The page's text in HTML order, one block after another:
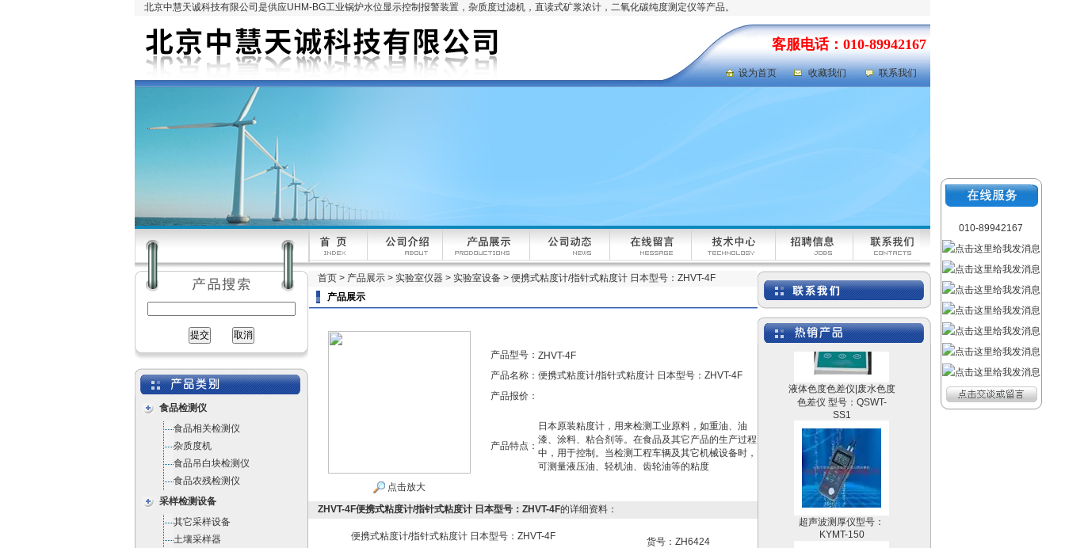
北京中慧天诚科技有限公司是供应UHM-BG工业锅炉水位显示控制报警装置，杂质度过滤机，直读式矿浆浓计，二氧化碳纯度测定仪等产品。
客服电话：010-89942167
设为首页 收藏我们 联系我们
食品检测仪
食品相关检测仪
杂质度机
食品吊白块检测仪
食品农残检测仪
采样检测设备
其它采样设备
土壤采样器
首页> 产品展示> 实验室仪器> 实验室设备> 便携式粘度计/指针式粘度计 日本型号：ZHVT-4F
产品展示
点击放大
产品型号： ZHVT-4F
产品名称： 便携式粘度计/指针式粘度计 日本型号：ZHVT-4F
产品报价：
产品特点：
日本原装粘度计，用来检测工业原料，如重油、油
漆、涂料、粘合剂等。在食品及其它产品的生产过程
中，用于控制。当检测工程车辆及其它机械设备时，
可测量液压油、轻机油、齿轮油等的粘度
ZHVT-4F便携式粘度计/指针式粘度计 日本型号：ZHVT-4F的详细资料：
便携式粘度计/指针式粘度计 日本型号：ZHVT-4F
货号：ZH6424
氯气检测仪|氯气泄漏浓度
检测仪 型号：FABJ-50
液体色度色差仪|废水色度
色差仪 型号：QSWT-
SS1
超声波测厚仪型号：
KYMT-150
010-89942167